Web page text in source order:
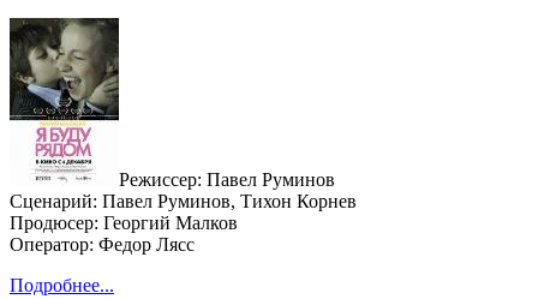
Режиссер: Павел Руминов
Сценарий: Павел Руминов, Тихон Корнев
Продюсер: Георгий Малков
Оператор: Федор Лясс
Подробнее...